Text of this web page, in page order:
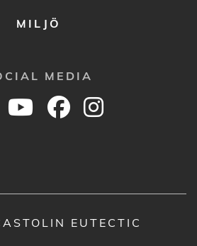
MILJÖ
MEDIA
EUTECTIC